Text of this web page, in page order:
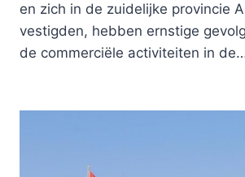
en zich in de zuidelijke provincie
vestigden, hebben ernstige
de commerciële activiteiten in